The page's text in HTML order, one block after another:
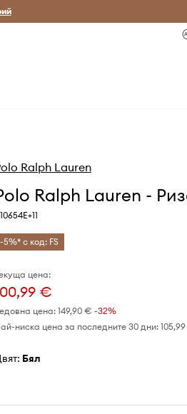
Ralph Lauren
Ralph Lauren -
-5%* с код: FS
цена:
€
цена: 149,90 € -32%
ниска цена за последните 30 дни:
бял